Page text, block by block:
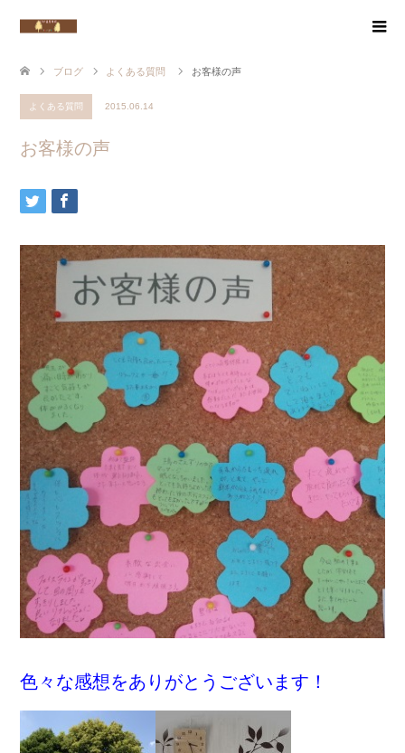
ブログ よくある質問 お客様の声
よくある質問 2015.06.14
お客様の声
色々な感想をありがとうございます！